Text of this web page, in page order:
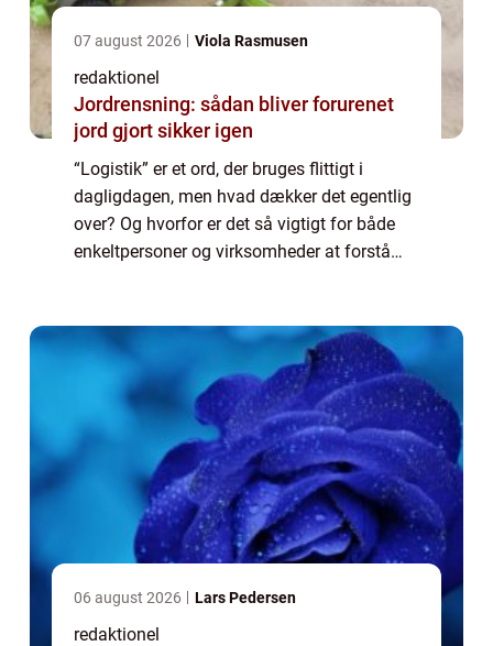
07 august 2026 Viola Rasmusen
redaktionel
Jordrensning: sådan bliver forurenet
jord gjort sikker igen
“Logistik” er et ord, der bruges flittigt i
dagligdagen, men hvad dækker det egentlig
over? Og hvorfor er det så vigtigt for både
enkeltpersoner og virksomheder at forstå
06 august 2026 Lars Pedersen
redaktionel